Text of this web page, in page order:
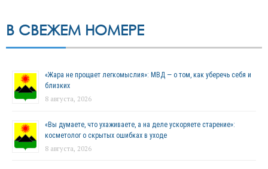
В СВЕЖЕМ НОМЕРЕ
«Жара не прощает легкомыслия»: МВД — о том, как уберечь себя и
близких
8 августа, 2026
«Вы думаете, что ухаживаете, а на деле ускоряете старение»:
косметолог о скрытых ошибках в уходе
8 августа, 2026